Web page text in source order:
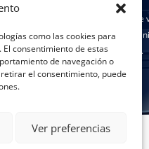
como las cookies para
consentimiento de estas
de navegación o
el consentimiento, puede
Ver preferencias
Sin embargo, los puntos
necesariamente los de la
son responsables de ellas.